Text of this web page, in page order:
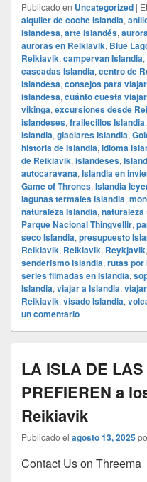
Publicado en Uncategorized |
alquiler de coche Islandia,
islandesa, arte islandés,
auroras en Reikiavik, Blue
Reikiavik, campervan Islandia,
cascadas Islandia, centro de
islandesa, consejos para
islandesa, cuánto cuesta
vikinga, excursiones desde
islandeses, frailecillos Islandia,
Islandia, glaciares Islandia,
historia de Islandia, idioma
de Reikiavik, islandeses,
autocaravana, Islandia en
Game of Thrones, Islandia
lagunas termales Islandia,
naturaleza Islandia, naturaleza
Parque Nacional Thingvellir,
seco Islandia, presupuesto
Reikiavik, Reikiavik, Reykjavik,
senderismo Islandia, rutas por
series filmadas en Islandia,
Islandia, viajar a Islandia,
Reikiavik, visado Islandia,
un comentario
LA ISLA DE
PREFIEREN a
Reikiavik
Publicado el agosto 13, 2025
Contact Us on Threema